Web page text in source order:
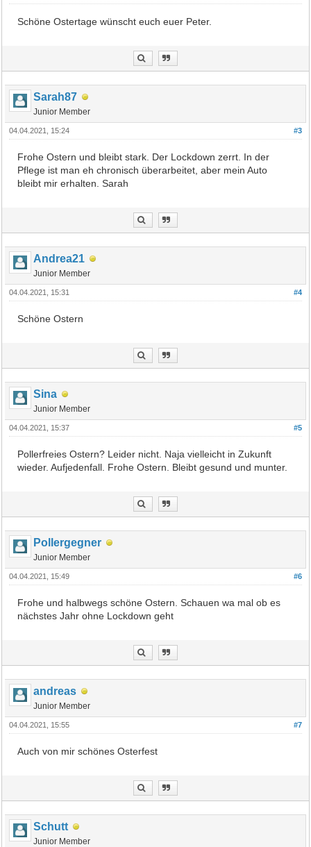
Schöne Ostertage wünscht euch euer Peter.
Sarah87
Junior Member
#3
04.04.2021, 15:24
Frohe Ostern und bleibt stark. Der Lockdown zerrt. In der
Pflege ist man eh chronisch überarbeitet, aber mein Auto
bleibt mir erhalten. Sarah
Andrea21
Junior Member
#4
04.04.2021, 15:31
Schöne Ostern
Sina
Junior Member
#5
04.04.2021, 15:37
Pollerfreies Ostern? Leider nicht. Naja vielleicht in Zukunft
wieder. Aufjedenfall. Frohe Ostern. Bleibt gesund und munter.
Pollergegner
Junior Member
#6
04.04.2021, 15:49
Frohe und halbwegs schöne Ostern. Schauen wa mal ob es
nächstes Jahr ohne Lockdown geht
andreas
Junior Member
#7
04.04.2021, 15:55
Auch von mir schönes Osterfest
Schutt
Junior Member